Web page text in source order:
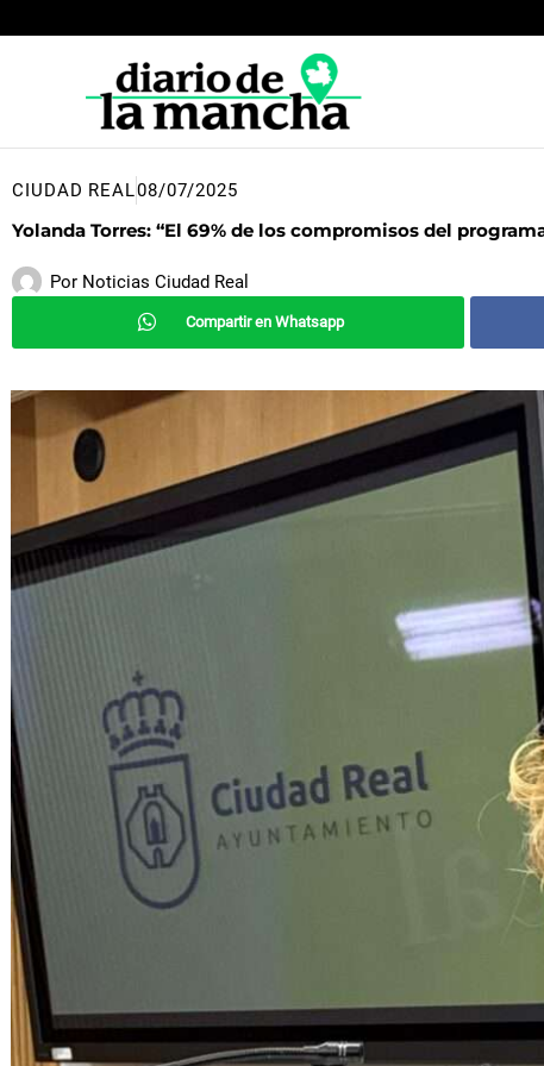
al
CIUDAD REAL08/07/2025
Yolanda Torres: “El 69% de los compromisos del
Por Noticias Ciudad Real
Compartir en Whatsapp